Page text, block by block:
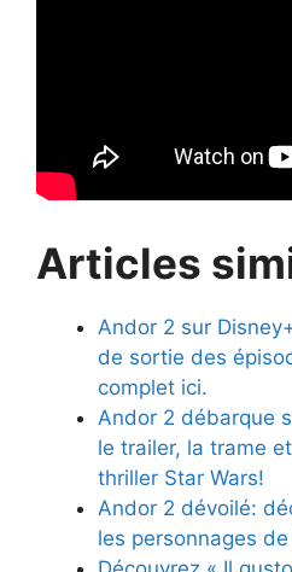
Articles
Andor 2 sur
de sortie des
complet ici.
Andor 2 débarque
le trailer, la trame
thriller Star Wars!
Andor 2 dévoilé:
les personnages